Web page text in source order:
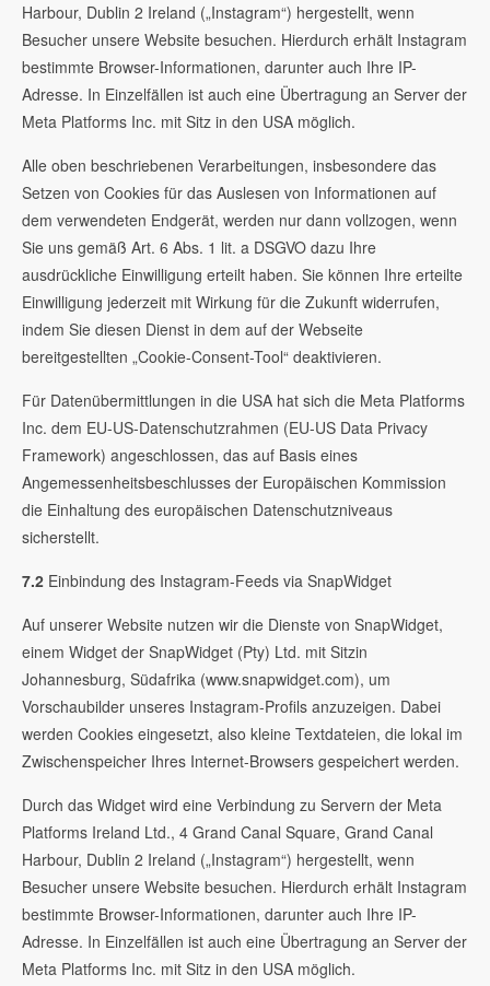
Harbour, Dublin 2 Ireland („Instagram“) hergestellt, wenn
Besucher unsere Website besuchen. Hierdurch erhält Instagram
bestimmte Browser-Informationen, darunter auch Ihre IP-
Adresse. In Einzelfällen ist auch eine Übertragung an Server der
Meta Platforms Inc. mit Sitz in den USA möglich.
Alle oben beschriebenen Verarbeitungen, insbesondere das
Setzen von Cookies für das Auslesen von Informationen auf
dem verwendeten Endgerät, werden nur dann vollzogen, wenn
Sie uns gemäß Art. 6 Abs. 1 lit. a DSGVO dazu Ihre
ausdrückliche Einwilligung erteilt haben. Sie können Ihre erteilte
Einwilligung jederzeit mit Wirkung für die Zukunft widerrufen,
indem Sie diesen Dienst in dem auf der Webseite
bereitgestellten „Cookie-Consent-Tool“ deaktivieren.
Für Datenübermittlungen in die USA hat sich die Meta Platforms
Inc. dem EU-US-Datenschutzrahmen (EU-US Data Privacy
Framework) angeschlossen, das auf Basis eines
Angemessenheitsbeschlusses der Europäischen Kommission
die Einhaltung des europäischen Datenschutzniveaus
sicherstellt.
7.2 Einbindung des Instagram-Feeds via SnapWidget
Auf unserer Website nutzen wir die Dienste von SnapWidget,
einem Widget der SnapWidget (Pty) Ltd. mit Sitzin
Johannesburg, Südafrika (www.snapwidget.com), um
Vorschaubilder unseres Instagram-Profils anzuzeigen. Dabei
werden Cookies eingesetzt, also kleine Textdateien, die lokal im
Zwischenspeicher Ihres Internet-Browsers gespeichert werden.
Durch das Widget wird eine Verbindung zu Servern der Meta
Platforms Ireland Ltd., 4 Grand Canal Square, Grand Canal
Harbour, Dublin 2 Ireland („Instagram“) hergestellt, wenn
Besucher unsere Website besuchen. Hierdurch erhält Instagram
bestimmte Browser-Informationen, darunter auch Ihre IP-
Adresse. In Einzelfällen ist auch eine Übertragung an Server der
Meta Platforms Inc. mit Sitz in den USA möglich.